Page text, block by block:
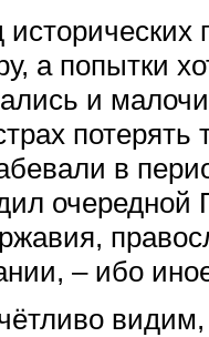
а попытки
и
потерять
в
очередной
– ибо